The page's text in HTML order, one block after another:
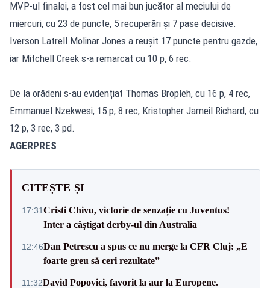
MVP-ul finalei, a fost cel mai bun jucător al meciului de
miercuri, cu 23 de puncte, 5 recuperări și 7 pase decisive.
Iverson Latrell Molinar Jones a reușit 17 puncte pentru gazde,
iar Mitchell Creek s-a remarcat cu 10 p, 6 rec.
De la orădeni s-au evidențiat Thomas Bropleh, cu 16 p, 4 rec,
Emmanuel Nzekwesi, 15 p, 8 rec, Kristopher Jameil Richard, cu
12 p, 3 rec, 3 pd.
AGERPRES
CITEȘTE ȘI
17:31Cristi Chivu, victorie de senzație cu Juventus!
Inter a câștigat derby-ul din Australia
12:46Dan Petrescu a spus ce nu merge la CFR Cluj: „E
foarte greu să ceri rezultate”
11:32David Popovici, favorit la aur la Europene.